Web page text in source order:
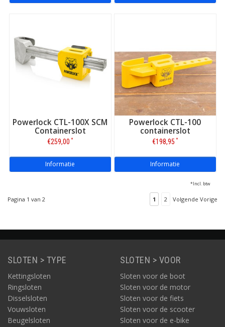
Powerlock CTL-100X SCM
Containerslot
€259,00 *
Informatie
Powerlock CTL-100
containerslot
€198,95 *
Informatie
*Incl. btw
Pagina 1 van 2 1 2 Volgende Vorige
SLOTEN > TYPE
Kettingsloten
Ringsloten
Disselsloten
Vouwsloten
Beugelsloten
SLOTEN > VOOR
Sloten voor de boot
Sloten voor de motor
Sloten voor de fiets
Sloten voor de scooter
Sloten voor de e-bike